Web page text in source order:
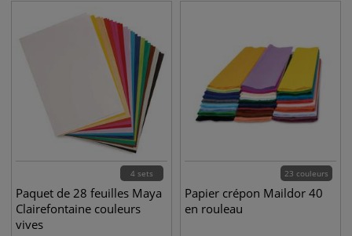
4 sets
Paquet de 28 feuilles Maya
Clairefontaine couleurs
vives
23 couleurs
Papier crépon Maildor 40
en rouleau